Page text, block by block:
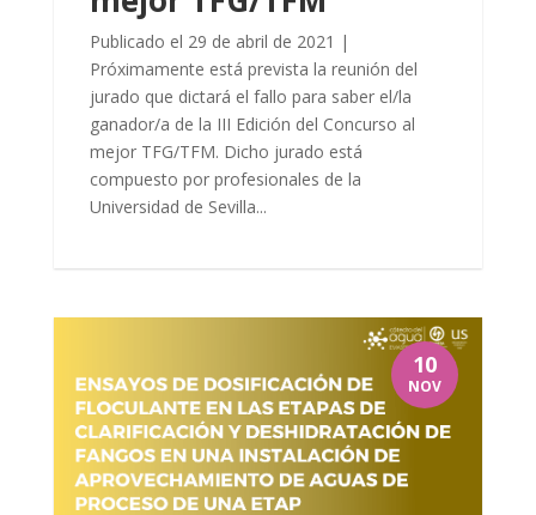
Publicado el 29 de abril de 2021 |
Próximamente está prevista la reunión del
jurado que dictará el fallo para saber el/la
ganador/a de la III Edición del Concurso al
mejor TFG/TFM. Dicho jurado está
compuesto por profesionales de la
Universidad de Sevilla...
10
NOV